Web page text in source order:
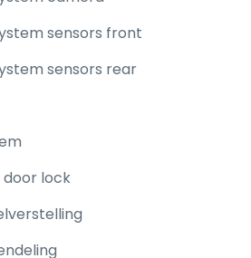
sensors front
sensors rear
door lock